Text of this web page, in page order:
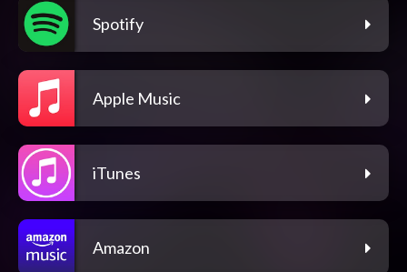
Spotify
Apple Music
iTunes
Amazon